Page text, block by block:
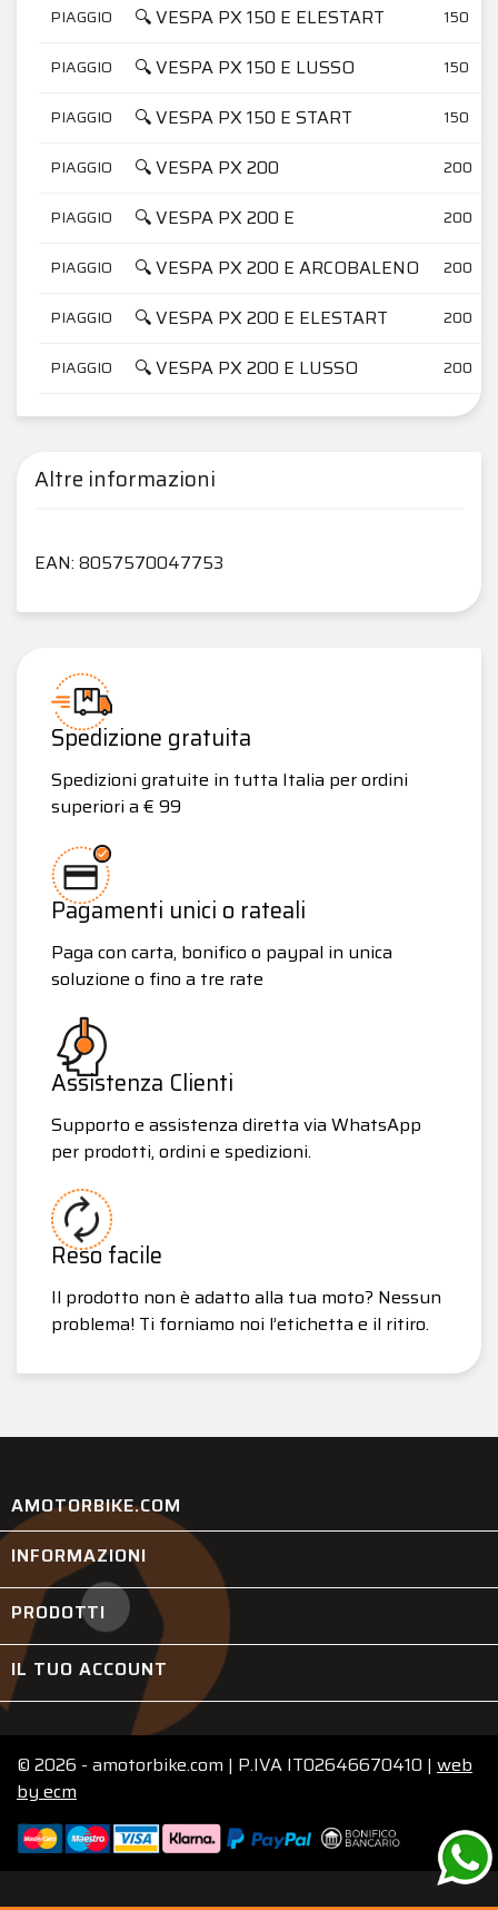
PIAGGIO 🔍 VESPA PX 150 E ELESTART 150
PIAGGIO 🔍 VESPA PX 150 E LUSSO 150
PIAGGIO 🔍 VESPA PX 150 E START 150
PIAGGIO 🔍 VESPA PX 200 200
PIAGGIO 🔍 VESPA PX 200 E 200
PIAGGIO 🔍 VESPA PX 200 E ARCOBALENO 200
PIAGGIO 🔍 VESPA PX 200 E ELESTART 200
PIAGGIO 🔍 VESPA PX 200 E LUSSO 200
Altre informazioni
EAN: 8057570047753
Spedizione gratuita
Spedizioni gratuite in tutta Italia per ordini
superiori a € 99
Pagamenti unici o rateali
Paga con carta, bonifico o paypal in unica
soluzione o fino a tre rate
Assistenza Clienti
Supporto e assistenza diretta via WhatsApp
per prodotti, ordini e spedizioni.
Reso facile
Il prodotto non è adatto alla tua moto? Nessun
problema! Ti forniamo noi l’etichetta e il ritiro.
AMOTORBIKE.COM
INFORMAZIONI
PRODOTTI
IL TUO ACCOUNT
© 2026 - amotorbike.com | P.IVA IT02646670410 | web
byecm